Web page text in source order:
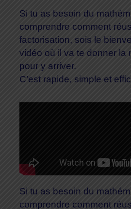
Si tu as besoin du
comprendre comment
factorisation, sois le
vidéo où il va te donner la
pour y arriver.
C’est rapide, simple et
Si tu as besoin du
comprendre comment